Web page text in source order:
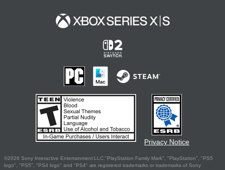
Privacy Notice
©2026 Sony Interactive Entertainment LLC."PlayStation Family Mark", "PlayStation", "PS5
logo", "PS5", "PS4 logo" and "PS4" are registered trademarks or trademarks of Sony